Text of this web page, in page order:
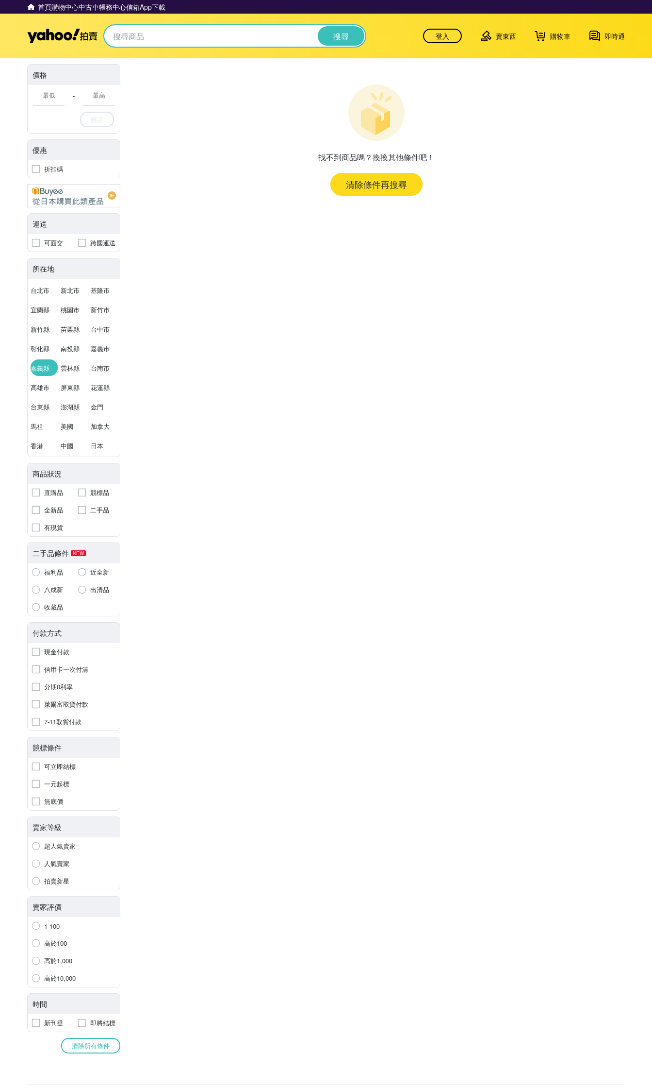
首頁購物中心中古車帳務中心信箱App下載
Yahoo拍賣 搜尋 登入 賣東西 購物車 即時通
價格
-
確定
優惠
折扣碼
運送
可面交 跨國運送
所在地
台北市 新北市 基隆市
宜蘭縣 桃園市 新竹市
新竹縣 苗栗縣 台中市
彰化縣 南投縣 嘉義市
嘉義縣 雲林縣 台南市
高雄市 屏東縣 花蓮縣
台東縣 澎湖縣 金門
馬祖 美國 加拿大
香港 中國 日本
商品狀況
直購品
競標品
全新品
二手品
有現貨
二手品條件 NEW
福利品
近全新
八成新
出清品
收藏品
付款方式
現金付款
信用卡一次付清
分期0利率
萊爾富取貨付款
7-11取貨付款
競標條件
可立即結標
一元起標
無底價
賣家等級
超人氣賣家
人氣賣家
拍賣新星
賣家評價
1-100
高於100
高於1,000
高於10,000
時間
新刊登 即將結標
清除所有條件
找不到商品嗎？換換其他條件吧！
清除條件再搜尋